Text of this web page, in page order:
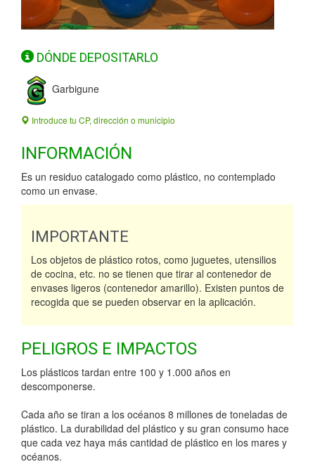
DÓNDE DEPOSITARLO
Garbigune
Introduce tu CP, dirección o municipio
INFORMACIÓN
Es un residuo catalogado como plástico, no contemplado
como un envase.
IMPORTANTE
Los objetos de plástico rotos, como juguetes, utensilios
de cocina, etc. no se tienen que tirar al contenedor de
envases ligeros (contenedor amarillo). Existen puntos de
recogida que se pueden observar en la aplicación.
PELIGROS E IMPACTOS
Los plásticos tardan entre 100 y 1.000 años en
descomponerse.
Cada año se tiran a los océanos 8 millones de toneladas de
plástico. La durabilidad del plástico y su gran consumo hace
que cada vez haya más cantidad de plástico en los mares y
océanos.